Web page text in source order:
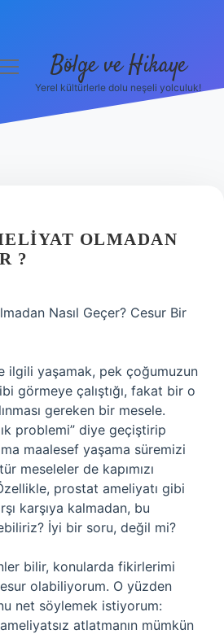
menüyü
Bölge ve Hikaye
Yerel kültürlerle dolu neşeli yolculuk!
OLMADAN
?
Nasıl Geçer? Cesur Bir
ilgili yaşamak, pek çoğumuzun
görmeye çalıştığı, fakat bir o
gereken bir mesele.
problemi” diye geçiştirip
maalesef yaşama süremizi
meseleler de kapımızı
prostat ameliyatı gibi
karşıya kalmadan, bu
İyi bir soru, değil mi?
bilir, konularda fikirlerimi
olabiliyorum. O yüzden
net söylemek istiyorum:
atlatmanın mümkün